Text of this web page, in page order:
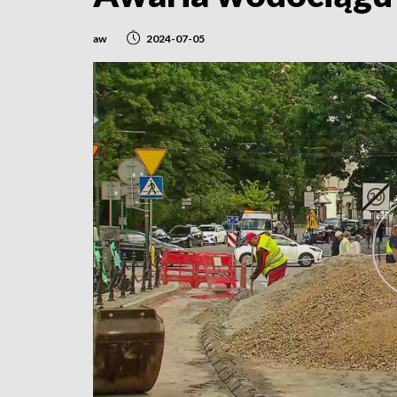
aw 2024-07-05